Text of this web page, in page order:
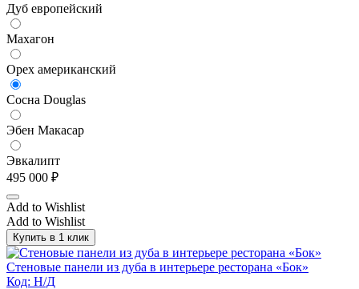
Дуб европейский
Махагон
Орех американский
Сосна Douglas
Эбен Макасар
Эвкалипт
495 000 ₽
Add to Wishlist
Add to Wishlist
Купить в 1 клик
Стеновые панели из дуба в интерьере ресторана «Бок»
Код: Н/Д